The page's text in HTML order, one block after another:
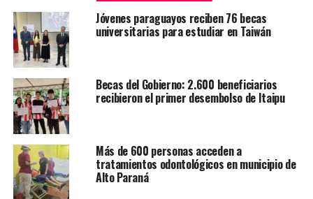
Hacer una campaña de no ensuciar murales o pegar
afiches sobre los carteles del tráfico automotor, por
murallas de instituciones educativas, públicas e incluso,
columnas es lo ideal para demostrar que hay conciencia
sobre el compromiso ciudadano.
Además, instamos a retirar todos los afiches y carteles; y
pintar los murales que se realicen sobre los muros
permitidos.
Felicitamos a quienes tienen iniciativa y demuestran
compromiso con las leyes electorales.
Jóvenes paraguayos reciben 76 becas
universitarias para estudiar en Taiwán
Becas del Gobierno: 2.600 beneficiarios
recibieron el primer desembolso de Itaipu
Más de 600 personas acceden a
tratamientos odontológicos en municipio de
Alto Paraná